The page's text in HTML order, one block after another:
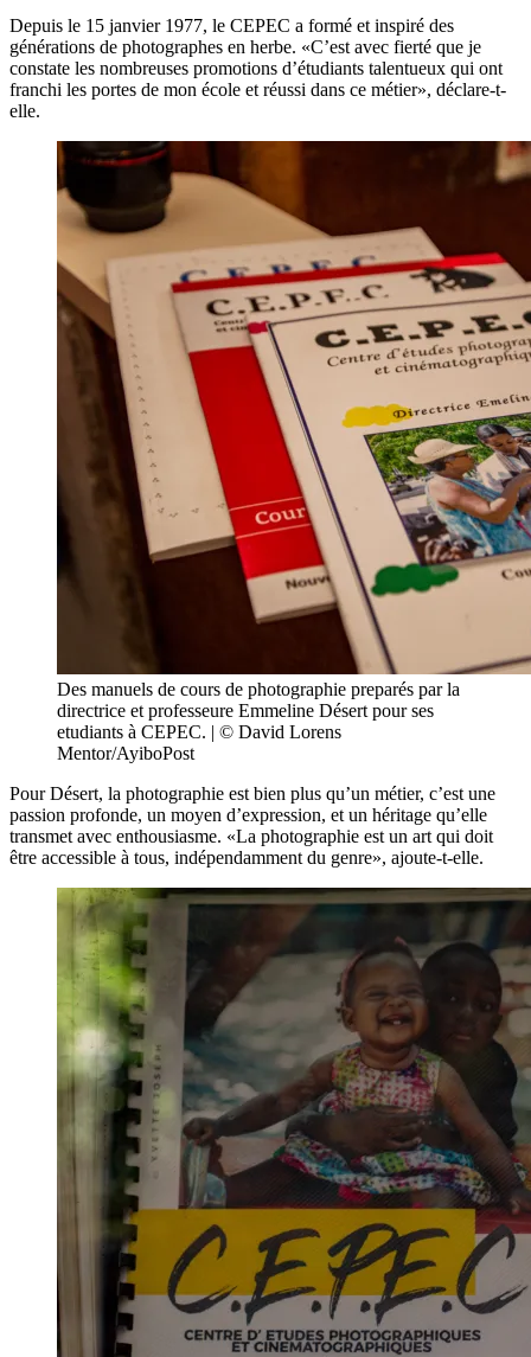
Depuis le 15 janvier 1977, le CEPEC a formé et inspiré des
générations de photographes en herbe. «C’est avec fierté que je
constate les nombreuses promotions d’étudiants talentueux qui ont
franchi les portes de mon école et réussi dans ce métier», déclare-t-
elle.
Des manuels de cours de photographie preparés par la
directrice et professeure Emmeline Désert pour ses
etudiants à CEPEC. | © David Lorens
Mentor/AyiboPost
Pour Désert, la photographie est bien plus qu’un métier, c’est une
passion profonde, un moyen d’expression, et un héritage qu’elle
transmet avec enthousiasme. «La photographie est un art qui doit
être accessible à tous, indépendamment du genre», ajoute-t-elle.